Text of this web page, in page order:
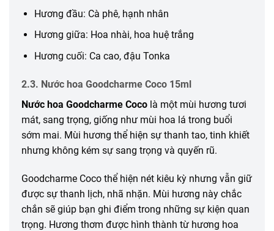
Hương đầu: Cà phê, hạnh nhân
Hương giữa: Hoa nhài, hoa huệ trắng
Hương cuối: Ca cao, đậu Tonka
2.3. Nước hoa Goodcharme Coco 15ml
Nước hoa Goodcharme Coco là một mùi hương tươi
mát, sang trọng, giống như mùi hoa lá trong buổi
sớm mai. Mùi hương thể hiện sự thanh tao, tinh khiết
nhưng không kém sự sang trọng và quyến rũ.
Goodcharme Coco thể hiện nét kiêu kỳ nhưng vẫn giữ
được sự thanh lịch, nhã nhặn. Mùi hương này chắc
chắn sẽ giúp bạn ghi điểm trong những sự kiện quan
trọng. Hương thơm được hình thành từ hương hoa